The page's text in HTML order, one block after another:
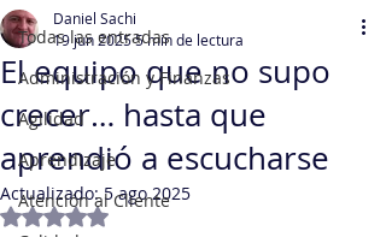
Todas las entradas
Administración y Finanzas
Agilidad
Aprendizaje
Atención al Cliente
El equipo que no supo
crecer… hasta que
aprendió a escucharse
Daniel Sachi
19 jun 20255 min de lectura
Actualizado:5 ago 2025
Obtuvo NaN de 5 estrellas.